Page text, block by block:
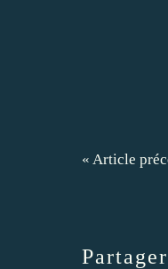
« Article